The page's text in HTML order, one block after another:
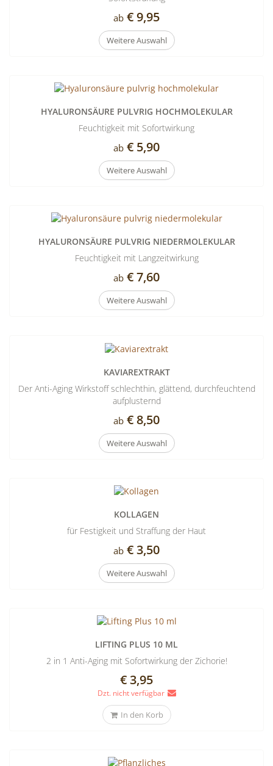
ab € 9,95
Weitere Auswahl
HYALURONSÄURE PULVRIG HOCHMOLEKULAR
Feuchtigkeit mit Sofortwirkung
ab € 5,90
Weitere Auswahl
HYALURONSÄURE PULVRIG NIEDERMOLEKULAR
Feuchtigkeit mit Langzeitwirkung
ab € 7,60
Weitere Auswahl
KAVIAREXTRAKT
Der Anti-Aging Wirkstoff schlechthin, glättend, durchfeuchtend
aufplusternd
ab € 8,50
Weitere Auswahl
KOLLAGEN
für Festigkeit und Straffung der Haut
ab € 3,50
Weitere Auswahl
LIFTING PLUS 10 ML
2 in 1 Anti-Aging mit Sofortwirkung der Zichorie!
€ 3,95
Dzt. nicht verfügbar
In den Korb